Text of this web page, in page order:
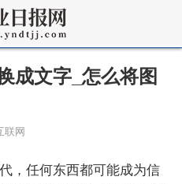
成文字_怎么将图
联网
，任何东西都可能成为信